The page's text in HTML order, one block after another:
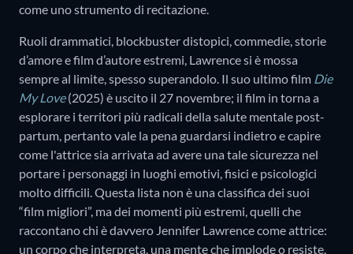
come uno strumento di recitazione.
Ruoli drammatici, blockbuster distopici, commedie, storie
d’amore e film d’autore estremi, Lawrence si è mossa
sempre al limite, spesso superandolo. Il suo ultimo film Die
My Love (2025) è uscito il 27 novembre; il film in torna a
esplorare i territori più radicali della salute mentale post-
partum, pertanto vale la pena guardarsi indietro e capire
come l'attrice sia arrivata ad avere una tale sicurezza nel
portare i personaggi in luoghi emotivi, fisici e psicologici
molto difficili. Questa lista non è una classifica dei suoi
“film migliori”, ma dei momenti più estremi, quelli che
raccontano chi è davvero Jennifer Lawrence come attrice:
un corpo che interpreta, una mente che implode o resiste,